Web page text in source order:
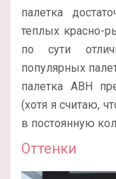
палетка
теплых красно-
по сути
популярных
палетка ABH
(хотя я считаю,
в постоянную
Оттенки